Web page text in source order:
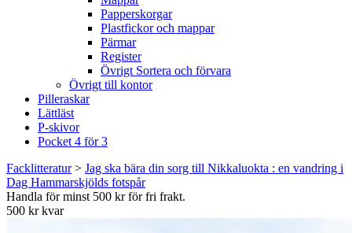
Papperskorgar
Plastfickor och mappar
Pärmar
Register
Övrigt Sortera och förvara
Övrigt till kontor
Pilleraskar
Lättläst
P-skivor
Pocket 4 för 3
Facklitteratur> Jag ska bära din sorg till Nikkaluokta : en vandring i
Dag Hammarskjölds fotspår
Handla för minst 500 kr för fri frakt.
500 kr kvar